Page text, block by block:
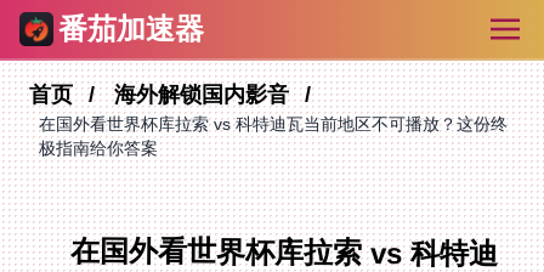
番茄加速器
首页 海外解锁国内影音
在国外看世界杯库拉索 vs 科特迪瓦当前地区不可播放？这份终
极指南给你答案
在国外看世界杯库拉索 vs 科特迪
瓦当前地区不可播放？这份终极